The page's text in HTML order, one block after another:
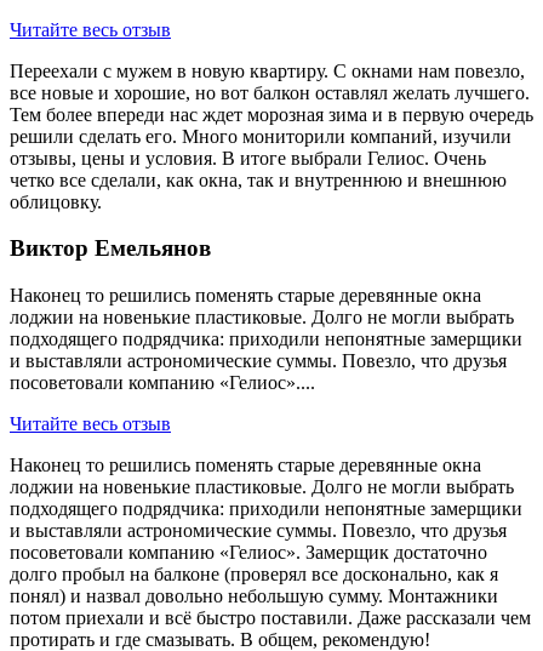
Читайте весь отзыв
Переехали с мужем в новую квартиру. С окнами нам повезло,
все новые и хорошие, но вот балкон оставлял желать лучшего.
Тем более впереди нас ждет морозная зима и в первую очередь
решили сделать его. Много мониторили компаний, изучили
отзывы, цены и условия. В итоге выбрали Гелиос. Очень
четко все сделали, как окна, так и внутреннюю и внешнюю
облицовку.
Виктор Емельянов
Наконец то решились поменять старые деревянные окна
лоджии на новенькие пластиковые. Долго не могли выбрать
подходящего подрядчика: приходили непонятные замерщики
и выставляли астрономические суммы. Повезло, что друзья
посоветовали компанию «Гелиос»....
Читайте весь отзыв
Наконец то решились поменять старые деревянные окна
лоджии на новенькие пластиковые. Долго не могли выбрать
подходящего подрядчика: приходили непонятные замерщики
и выставляли астрономические суммы. Повезло, что друзья
посоветовали компанию «Гелиос». Замерщик достаточно
долго пробыл на балконе (проверял все досконально, как я
понял) и назвал довольно небольшую сумму. Монтажники
потом приехали и всё быстро поставили. Даже рассказали чем
протирать и где смазывать. В общем, рекомендую!